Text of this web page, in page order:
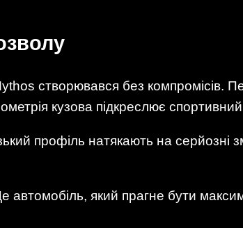
створювався без компромісів.
кузова підкреслює
профіль натякають на серйозні
автомобіль, який прагне бути